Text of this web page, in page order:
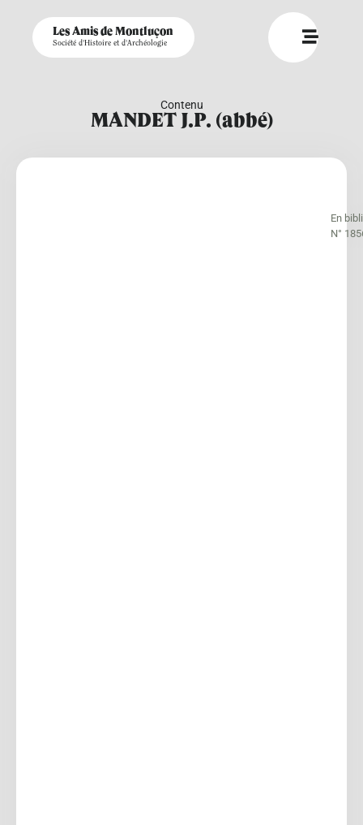
Les Amis de Montluçon
Société d'Histoire et d'Archéologie
Contenu
MANDET J.P. (abbé)
En
N°